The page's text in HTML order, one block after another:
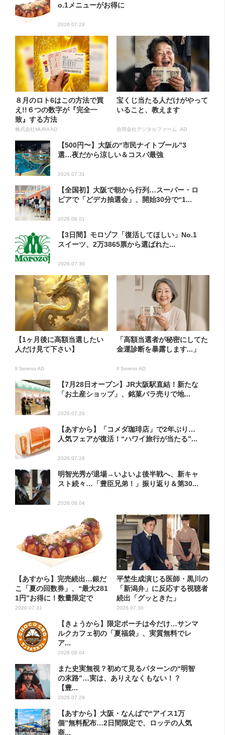
o.1メニューがお得に
2026.07.29
８月のロト6はこの方法で買
え!!６つの数字が『完全一
致』する方法
株式会社MURA AD
宝くじ当たる人だけがやって
いること、教えます
合同会社デジタルファーム AD
【500円〜】大阪の“市民ナイトプール”3
選…夜だから涼しい＆コスパ最強
2026.07.31
【全国初】大阪で朝から行列…スーパー・ロ
ピアで「どデカ抽選会」、開始30分で“1...
2026.08.01
【3日間】モロゾフ「復活してほしい」No.1
スイーツ、2万3865票から選ばれた...
2026.07.30
【1ヶ月後に高額当選したい
人だけ見て下さい】
Il Sereno AD
「高額当選者が秘密にしてた
金運診断を暴露します...」
Il Sereno AD
【7月28日オープン】JR大阪駅直結！新たな
「お土産ショップ」、銘菓バラ売りで地...
2026.07.29
【あすから】「コメダ珈琲店」で2年ぶり…
人気フェアが復活！“ハワイ旅行が当たる”...
2026.07.28
明智光秀が退場→いよいよ後半戦へ、新キャ
スト続々…「豊臣兄弟！」振り返り＆第30...
2026.08.04
【あすから】完売続出…銀だ
こ「夏の回数券」、“最大281
1円”お得に！数量限定で
2026.07.31
平埜生成演じる医師・黒川の
「新潟弁」に反応する視聴者
続出「グッときた」
2026.07.30
【きょうから】限定ポーチは今だけ…サンマ
ルクカフェ初の「夏福袋」、実質無料でレ
ア...
2026.08.04
また史実無視？初めて見るパターンの“明智
の末路”…実は、ありえなくもない！？
【豊...
2026.07.29
【あすから】大阪・なんばで“アイス1万
個”無料配布…2日間限定で、ロッテの人気
商...